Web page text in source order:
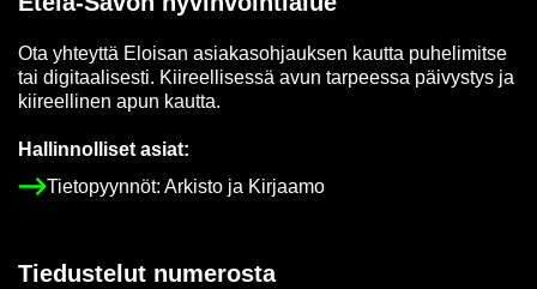
Ota yh­teyt­tä Eloi­san asia­kas­oh­jauk­sen kaut­ta pu­he­li­mit­se
tai di­gi­taa­li­ses­ti. Kii­reel­li­ses­sä avun tar­pees­sa päi­vys­tys ja
kii­reel­li­nen apun kaut­ta.
Hal­lin­nol­li­set asiat:
Tie­to­pyyn­nöt: Ar­kis­to ja Kir­jaa­mo
Tie­dus­te­lut nu­me­ros­ta